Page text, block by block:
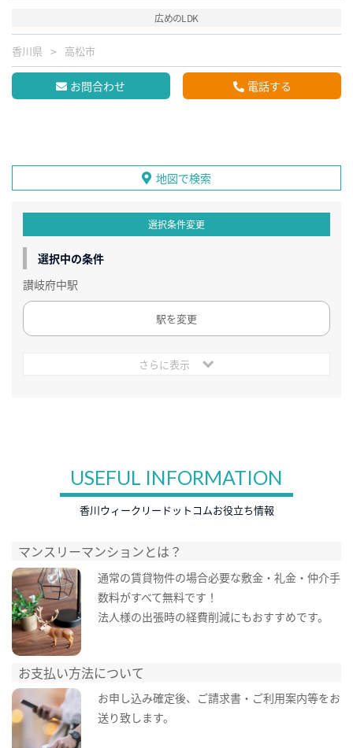
広めのLDK
香川県 高松市
お問合わせ 電話する
地図で検索
選択条件変更
選択中の条件
讃岐府中駅
駅を変更
さらに表示
USEFUL INFORMATION
香川ウィークリードットコムお役立ち情報
マンスリーマンションとは？
通常の賃貸物件の場合必要な敷金・礼金・仲介手
数料がすべて無料です！
法人様の出張時の経費削減にもおすすめです。
お支払い方法について
お申し込み確定後、ご請求書・ご利用案内等をお
送り致します。